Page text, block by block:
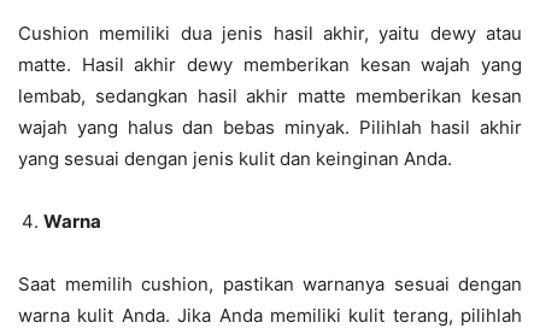
Cushion memiliki dua jenis hasil akhir, yaitu dewy atau
matte. Hasil akhir dewy memberikan kesan wajah yang
lembab, sedangkan hasil akhir matte memberikan kesan
wajah yang halus dan bebas minyak. Pilihlah hasil akhir
yang sesuai dengan jenis kulit dan keinginan Anda.
Warna
Saat memilih cushion, pastikan warnanya sesuai dengan
warna kulit Anda. Jika Anda memiliki kulit terang, pilihlah